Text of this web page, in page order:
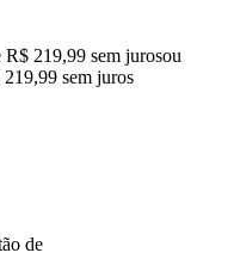
219,99 sem jurosou
219,99 sem juros
de